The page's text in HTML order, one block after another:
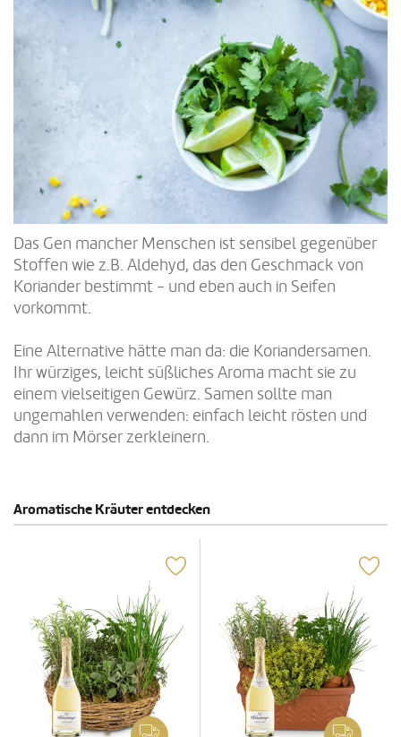
Das Gen mancher Menschen ist sensibel gegenüber
Stoffen wie z.B. Aldehyd, das den Geschmack von
Koriander bestimmt - und eben auch in Seifen
vorkommt.
Eine Alternative hätte man da: die Koriandersamen.
Ihr würziges, leicht süßliches Aroma macht sie zu
einem vielseitigen Gewürz. Samen sollte man
ungemahlen verwenden: einfach leicht rösten und
dann im Mörser zerkleinern.
Aromatische Kräuter entdecken